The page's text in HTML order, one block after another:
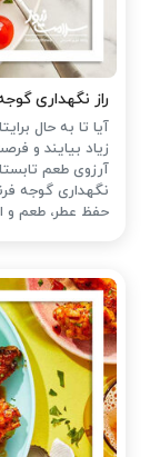
راز نگهداری
آیا تا به حال
زیاد بیایند و
آرزوی طعم
نگهداری گوجه
حفظ عطر، طعم و